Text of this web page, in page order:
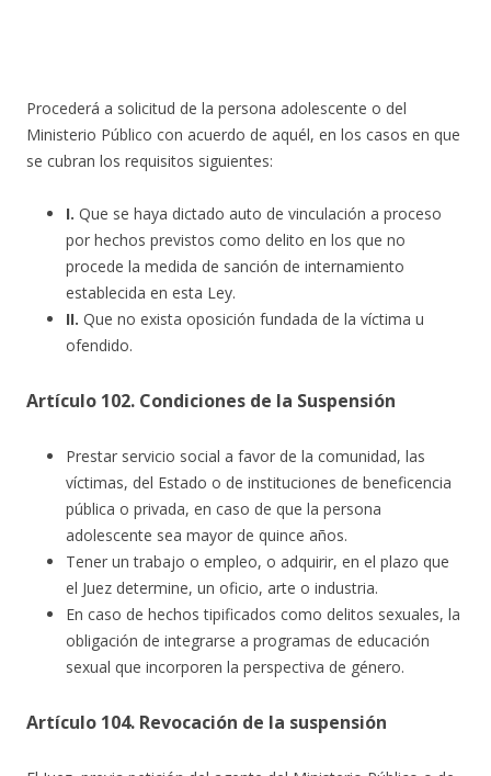
Procederá a solicitud de la persona adolescente o del
Ministerio Público con acuerdo de aquél, en los casos en que
se cubran los requisitos siguientes:
I. Que se haya dictado auto de vinculación a proceso
por hechos previstos como delito en los que no
procede la medida de sanción de internamiento
establecida en esta Ley.
II. Que no exista oposición fundada de la víctima u
ofendido.
Artículo 102. Condiciones de la Suspensión
Prestar servicio social a favor de la comunidad, las
víctimas, del Estado o de instituciones de beneficencia
pública o privada, en caso de que la persona
adolescente sea mayor de quince años.
Tener un trabajo o empleo, o adquirir, en el plazo que
el Juez determine, un oficio, arte o industria.
En caso de hechos tipificados como delitos sexuales, la
obligación de integrarse a programas de educación
sexual que incorporen la perspectiva de género.
Artículo 104. Revocación de la suspensión